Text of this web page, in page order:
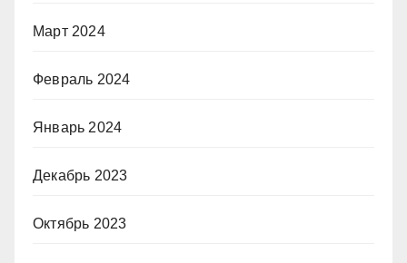
Март 2024
Февраль 2024
Январь 2024
Декабрь 2023
Октябрь 2023